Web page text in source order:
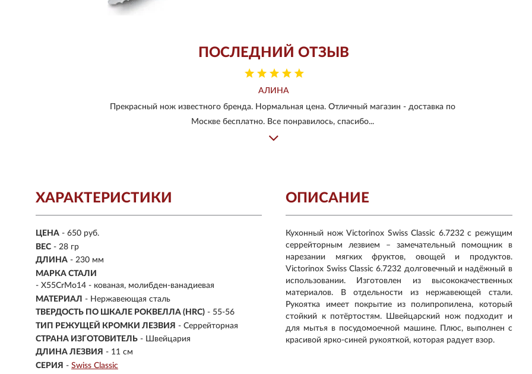
ПОСЛЕДНИЙ ОТЗЫВ
АЛИНА
Прекрасный нож известного бренда. Нормальная цена. Отличный магазин - доставка по
Москве бесплатно. Все понравилось, спасибо...
ХАРАКТЕРИСТИКИ
ЦЕНА - 650 руб.
ВЕС - 28 гр
ДЛИНА - 230 мм
МАРКА СТАЛИ
- X55CrMo14 - кованая, молибден-ванадиевая
МАТЕРИАЛ - Нержавеющая сталь
ТВЕРДОСТЬ ПО ШКАЛЕ РОКВЕЛЛА (HRC) - 55-56
ТИП РЕЖУЩЕЙ КРОМКИ ЛЕЗВИЯ - Серрейторная
СТРАНА ИЗГОТОВИТЕЛЬ - Швейцария
ДЛИНА ЛЕЗВИЯ - 11 см
СЕРИЯ - Swiss Classic
ОПИСАНИЕ
Кухонный нож Victorinox Swiss Classic 6.7232 с режущим
серрейторным лезвием – замечательный помощник в
нарезании мягких фруктов, овощей и продуктов.
Victorinox Swiss Classic 6.7232 долговечный и надёжный в
использовании. Изготовлен из высококачественных
материалов. В отдельности из нержавеющей стали.
Рукоятка имеет покрытие из полипропилена, который
стойкий к потёртостям. Швейцарский нож подходит и
для мытья в посудомоечной машине. Плюс, выполнен с
красивой ярко-синей рукояткой, которая радует взор.